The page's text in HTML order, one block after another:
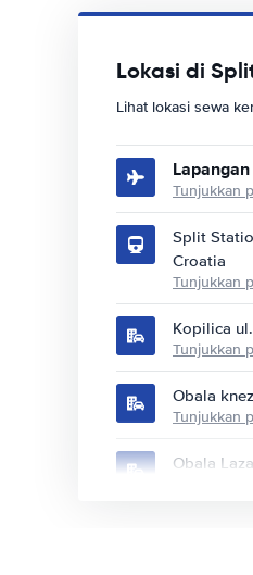
Lokasi di
Lihat lokasi sewa
Tunjukkan
Split
Croatia
Tunjukkan
Kopilica
Tunjukkan
Obala
Tunjukkan
Obala